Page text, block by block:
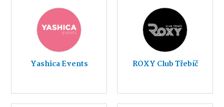
Yashica Events ROXY Club Třebíč